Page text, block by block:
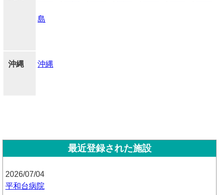
島
沖縄 沖縄
最近登録された施設
2026/07/04
平和台病院